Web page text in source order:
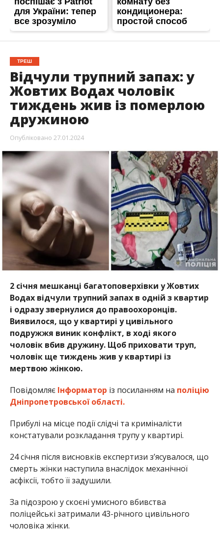
ТРЕШ
Відчули трупний запах: у
Жовтих Водах чоловік
тиждень жив із померлою
дружиною
Опубліковано 27.01.2024
2 січня мешканці багатоповерхівки у Жовтих
Водах відчули трупний запах в одній з квартир
і одразу звернулися до правоохоронців.
Виявилося, що у квартирі у цивільного
подружжя виник конфлікт, в ході якого
чоловік вбив дружину. Щоб приховати труп,
чоловік ще тиждень жив у квартирі із
мертвою жінкою.
Повідомляє Інформатор із посиланням на поліцію
Дніпропетровської області.
Прибулі на місце події слідчі та криміналісти
констатували розкладання трупу у квартирі.
24 січня після висновків експертизи з’ясувалося, що
смерть жінки наступила внаслідок механічної
асфіксії, тобто її задушили.
За підозрою у скоєні умисного вбивства
поліцейські затримали 43-річного цивільного
чоловіка жінки.